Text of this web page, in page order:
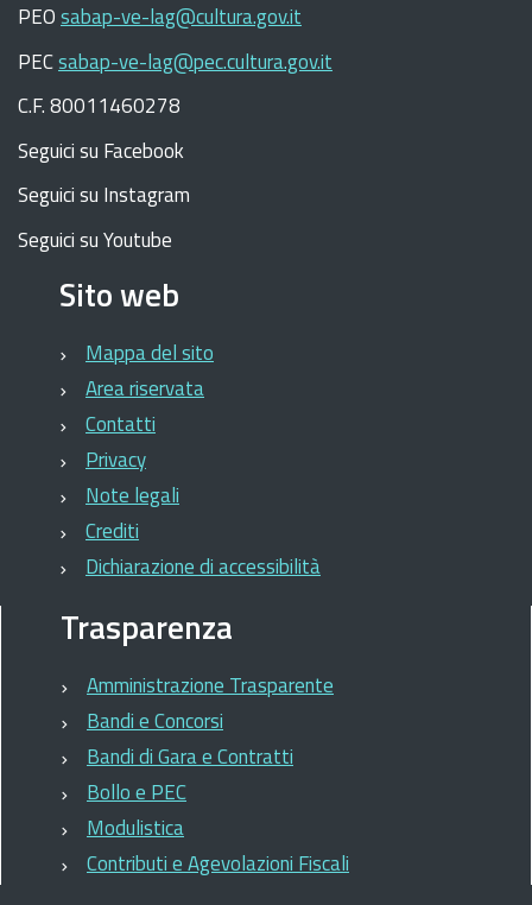
PEOsabap-ve-lag@cultura.gov.it
PECsabap-ve-lag@pec.cultura.gov.it
C.F. 80011460278
Seguici su Facebook
Seguici su Instagram
Seguici su Youtube
Sito web
Mappa del sito
Area riservata
Contatti
Privacy
Note legali
Crediti
Dichiarazione di accessibilità
Trasparenza
Amministrazione Trasparente
Bandi e Concorsi
Bandi di Gara e Contratti
Bollo e PEC
Modulistica
Contributi e Agevolazioni Fiscali